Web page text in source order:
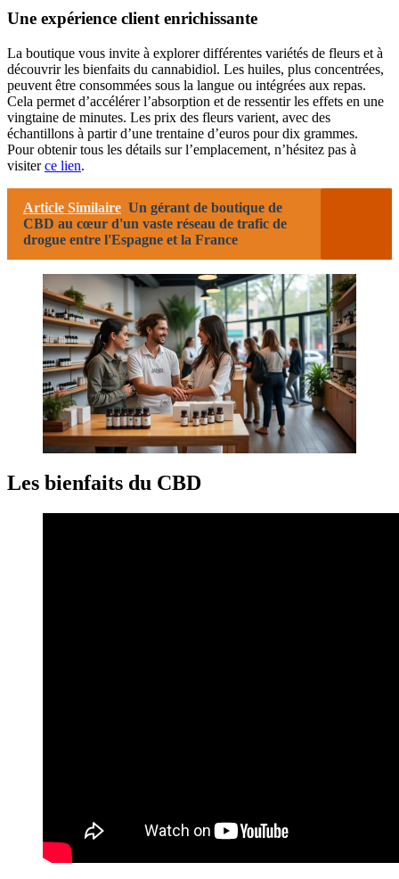
Une expérience client enrichissante
La boutique vous invite à explorer différentes variétés de fleurs et à
découvrir les bienfaits du cannabidiol. Les huiles, plus concentrées,
peuvent être consommées sous la langue ou intégrées aux repas.
Cela permet d’accélérer l’absorption et de ressentir les effets en une
vingtaine de minutes. Les prix des fleurs varient, avec des
échantillons à partir d’une trentaine d’euros pour dix grammes.
Pour obtenir tous les détails sur l’emplacement, n’hésitez pas à
visiterce lien.
Article Similaire Un gérant de boutique de
CBD au cœur d'un vaste réseau de trafic de
drogue entre l'Espagne et la France
Les bienfaits du CBD